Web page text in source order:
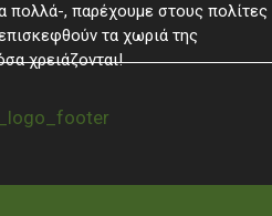
πολλά-, παρέχουμε στους πολίτες
τα χωριά της
χρειάζονται!